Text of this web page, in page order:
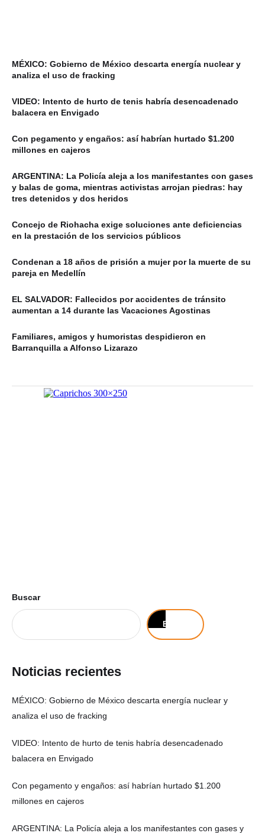
MÉXICO: Gobierno de México descarta energía nuclear y
analiza el uso de fracking
VIDEO: Intento de hurto de tenis habría desencadenado
balacera en Envigado
Con pegamento y engaños: así habrían hurtado $1.200
millones en cajeros
ARGENTINA: La Policía aleja a los manifestantes con gases
y balas de goma, mientras activistas arrojan piedras: hay
tres detenidos y dos heridos
Concejo de Riohacha exige soluciones ante deficiencias
en la prestación de los servicios públicos
Condenan a 18 años de prisión a mujer por la muerte de su
pareja en Medellín
EL SALVADOR: Fallecidos por accidentes de tránsito
aumentan a 14 durante las Vacaciones Agostinas
Familiares, amigos y humoristas despidieron en
Barranquilla a Alfonso Lizarazo
Buscar
Buscar
Noticias recientes
MÉXICO: Gobierno de México descarta energía nuclear y
analiza el uso de fracking
VIDEO: Intento de hurto de tenis habría desencadenado
balacera en Envigado
Con pegamento y engaños: así habrían hurtado $1.200
millones en cajeros
ARGENTINA: La Policía aleja a los manifestantes con gases y